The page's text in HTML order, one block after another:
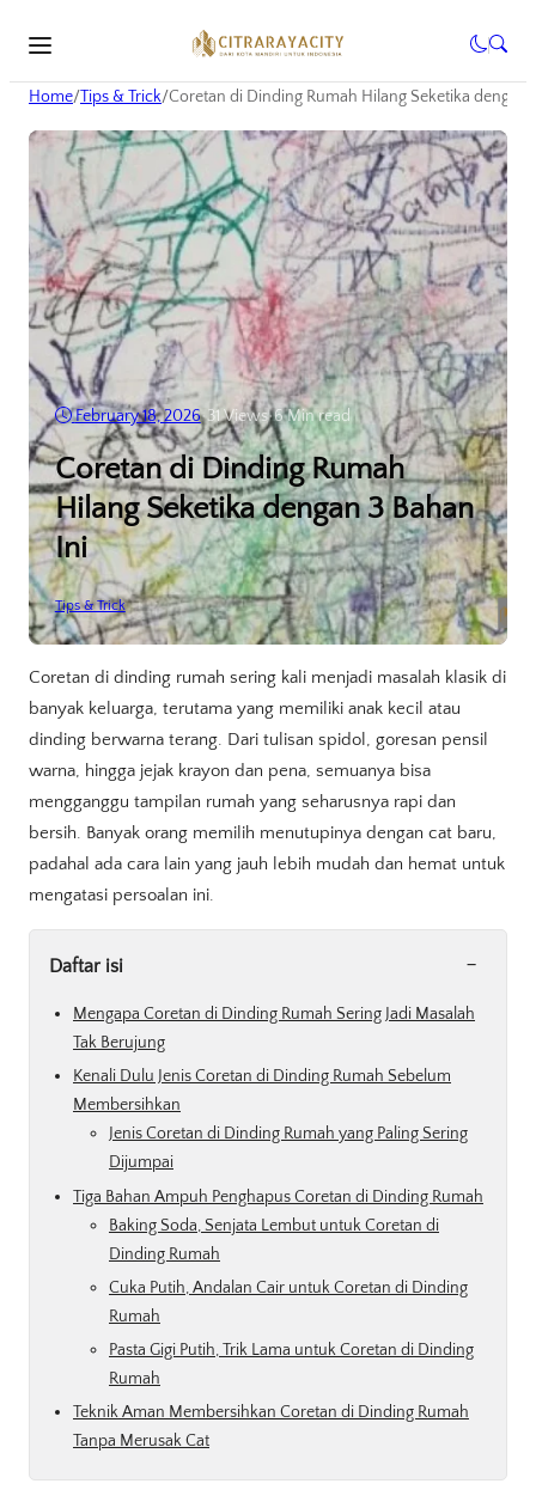
Home/Tips & Trick/Coretan di Dinding Rumah Hilang Seketika dengan
February 18, 2026•31Views•6 Min read
Coretan di Dinding Rumah
Hilang Seketika dengan 3 Bahan
Ini
Tips & Trick
Coretan di dinding rumah sering kali menjadi masalah klasik di
banyak keluarga, terutama yang memiliki anak kecil atau
dinding berwarna terang. Dari tulisan spidol, goresan pensil
warna, hingga jejak krayon dan pena, semuanya bisa
mengganggu tampilan rumah yang seharusnya rapi dan
bersih. Banyak orang memilih menutupinya dengan cat baru,
padahal ada cara lain yang jauh lebih mudah dan hemat untuk
mengatasi persoalan ini.
Daftar isi -
Mengapa Coretan di Dinding Rumah Sering Jadi Masalah
Tak Berujung
Kenali Dulu Jenis Coretan di Dinding Rumah Sebelum
Membersihkan
Jenis Coretan di Dinding Rumah yang Paling Sering
Dijumpai
Tiga Bahan Ampuh Penghapus Coretan di Dinding Rumah
Baking Soda, Senjata Lembut untuk Coretan di
Dinding Rumah
Cuka Putih, Andalan Cair untuk Coretan di Dinding
Rumah
Pasta Gigi Putih, Trik Lama untuk Coretan di Dinding
Rumah
Teknik Aman Membersihkan Coretan di Dinding Rumah
Tanpa Merusak Cat